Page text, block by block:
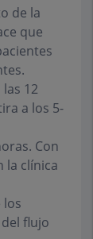
de la
que
12
a los 5-
Con
la clínica
los
flujo